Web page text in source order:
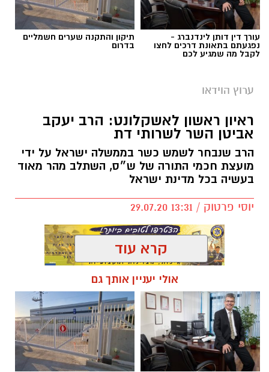
עורך דין דותן לינדנברג -
נפגעתם בתאונת דרכים לחצו
לקבל מה שמגיע לכם
תיקון והתקנה שערים חשמליים
בדרום
ערוץ הוידאו
ראיון ראשון לאשקלונט: הרב יעקב
אביטן השר לשרותי דת
הרב שנבחר לשמש כשר בממשלה ישראל על ידי
מועצת חכמי התורה של ש״ס, השתלב מהר מאוד
בעשיה בכל מדינת ישראל
יוסי פרטוק / 13:31 29.07.20
מי שמכיר את הרב יעקב אביטן, שר לשרותי דת,
יודע שאין אדם באשקלון והסביבה שאיני מכיר
אותו, עכשיו מדינת ישראל מתוודעת את האדם
הכריזמתי שסוחף אחריו המונים. כן, את הסליחות
בקרוב, יעשו איתו מאות אנשים ובעיקר בני נוער
קרא עוד
אולי יעניין אותך גם